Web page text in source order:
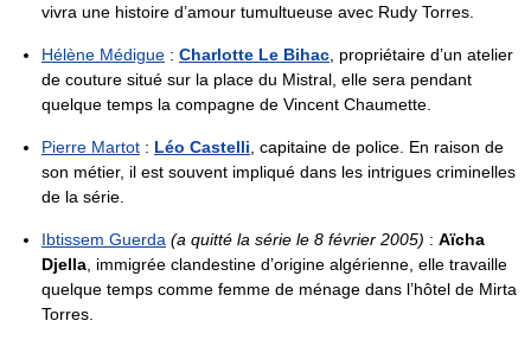
vivra une histoire d’amour tumultueuse avec Rudy Torres.
Hélène Médigue : Charlotte Le Bihac , propriétaire d’un atelier
de couture situé sur la place du Mistral, elle sera pendant
quelque temps la compagne de Vincent Chaumette.
Pierre Martot : Léo Castelli , capitaine de police. En raison de
son métier, il est souvent impliqué dans les intrigues criminelles
de la série.
Ibtissem Guerda (a quitté la série le 8 février 2005) : Aïcha
Djella , immigrée clandestine d’origine algérienne, elle travaille
quelque temps comme femme de ménage dans l’hôtel de Mirta
Torres.